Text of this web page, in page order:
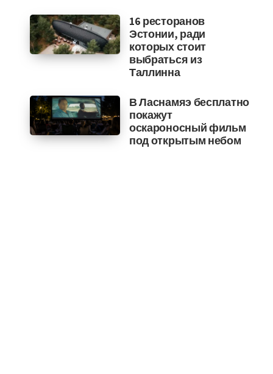
16 ресторанов
Эстонии, ради
которых стоит
выбраться из
Таллинна
В Ласнамяэ бесплатно
покажут
оскароносный фильм
под открытым небом